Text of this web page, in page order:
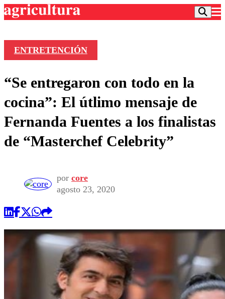
Frecuencias
Agricultura TV
Deportes
Colo Colo
Motor
Torneo Internacional
Torneo Nacional
Entretención
Noticias
Internacional
Nacional
Vida Social
Programas
Comercial
ENTRETENCIÓN
“Se entregaron con todo en la
cocina”: El útlimo mensaje de
Fernanda Fuentes a los finalistas
de “Masterchef Celebrity”
por core
agosto 23, 2020